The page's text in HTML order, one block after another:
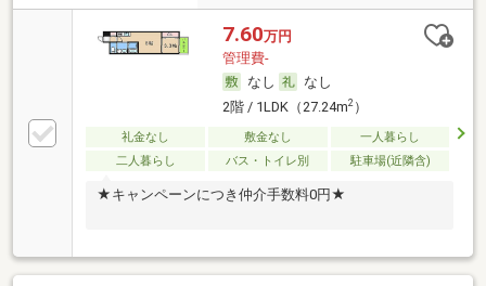
7.60万円
管理費-
なし
なし
2階 / 1LDK（27.24m2）
礼金なし 敷金なし
一人暮らし
二人暮らし
バス・トイレ別 駐車場(近隣含)
★キャンペーンにつき仲介手数料0円★